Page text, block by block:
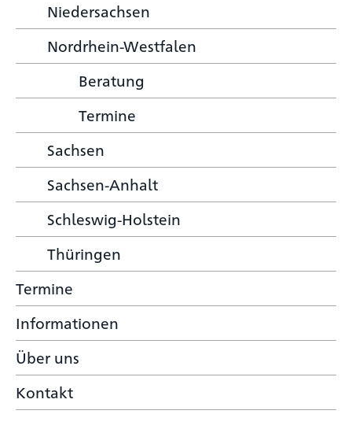
Niedersachsen
Nordrhein-Westfalen
Beratung
Termine
Sachsen
Sachsen-Anhalt
Schleswig-Holstein
Thüringen
Termine
Informationen
Über uns
Kontakt